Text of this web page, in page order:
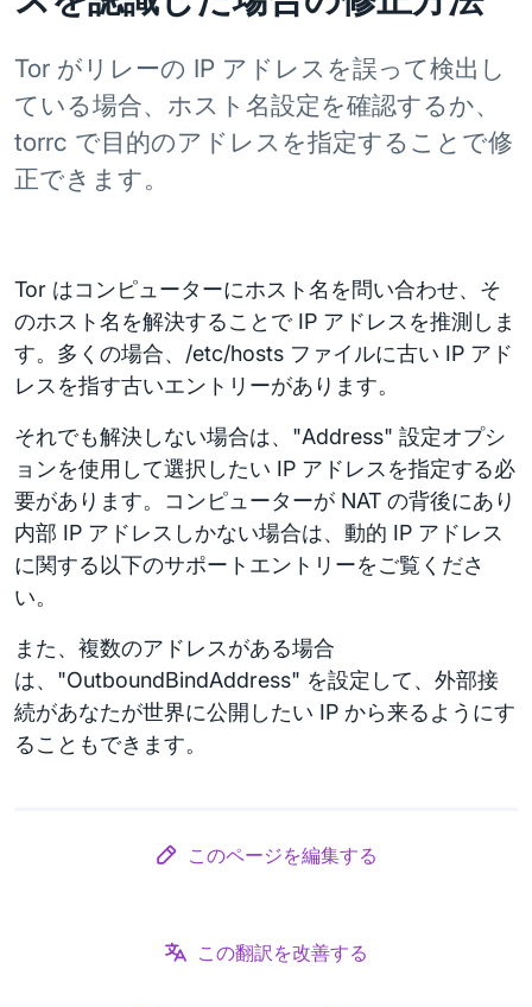
Tor がリレーの IP アドレスを誤って検出し
ている場合、ホスト名設定を確認するか、
torrc で目的のアドレスを指定することで修
正できます。
Tor はコンピューターにホスト名を問い合わせ、そ
のホスト名を解決することで IP アドレスを推測しま
す。多くの場合、/etc/hosts ファイルに古い IP アド
レスを指す古いエントリーがあります。
それでも解決しない場合は、"Address" 設定オプシ
ョンを使用して選択したい IP アドレスを指定する必
要があります。コンピューターが NAT の背後にあり
内部 IP アドレスしかない場合は、動的 IP アドレス
に関する以下のサポートエントリーをご覧くださ
い。
また、複数のアドレスがある場合
は、"OutboundBindAddress" を設定して、外部接
続があなたが世界に公開したい IP から来るようにす
ることもできます。
このページを編集する
この翻訳を改善する